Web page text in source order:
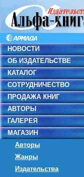
НОВОСТИ
ОБ ИЗДАТЕЛЬСТВЕ
КАТАЛОГ
СОТРУДНИЧЕСТВО
ПРОДАЖА КНИГ
АВТОРЫ
ГАЛЕРЕЯ
МАГАЗИН
Авторы
Жанры
Издательства